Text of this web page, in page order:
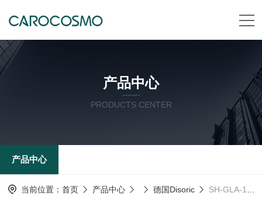
产品中心
PRODUCTS CENTER
产品中心
当前位置： 首页 产品中心 德国Disoric SH-GLA-14-14-80德国Disoric 夹持支架精确安装传感器